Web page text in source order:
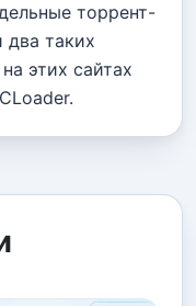
торрент-
таких
этих сайтах